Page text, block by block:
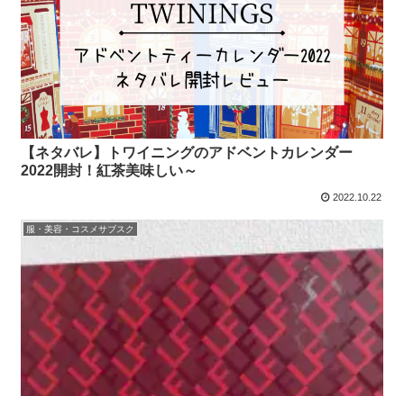
【ネタバレ】トワイニングのアドベントカレンダー
2022開封！紅茶美味しい～
2022.10.22
服・美容・コスメサブスク